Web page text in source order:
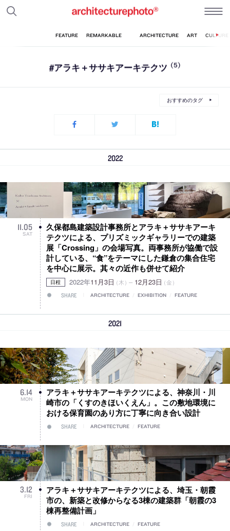
#アラキ＋ササキアーキテクツ (5)
おすすめのタグ
2022
11.05
SAT
久保都島建築設計事務所とアラキ＋ササキアーキ
テクツによる、プリズミックギャラリーでの建築
展「Crossing」の会場写真。両事務所が協働で設
計している、“食”をテーマにした鎌倉の集合住宅
を中心に展示。其々の近作も併せて紹介
日程 2022年11月3日（木）– 12月23日（金）
SHARE ARCHITECTURE EXHIBITION FEATURE
2021
6.14
MON
アラキ＋ササキアーキテクツによる、神奈川・川
崎市の「くすのきほいくえん」。この敷地環境に
おける保育園のあり方に丁寧に向き合い設計
SHARE ARCHITECTURE FEATURE
3.12
FRI
アラキ＋ササキアーキテクツによる、埼玉・朝霞
市の、新築と改修からなる3棟の建築群「朝霞の3
棟再整備計画」
SHARE ARCHITECTURE FEATURE